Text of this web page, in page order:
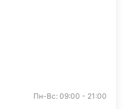
Пн-Вс: 09:00 - 21:00